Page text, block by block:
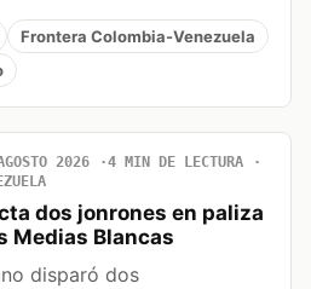
Frontera Colombia-Venezuela
2026
4 MIN DE LECTURA
dos jonrones en paliza
Medias Blancas
disparó dos